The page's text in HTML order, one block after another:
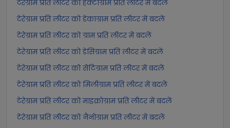
टेरेग्राम प्रति लीटर को हेक्टोग्राम प्रति लीटर में बदलें
टेरेग्राम प्रति लीटर को डेकाग्राम प्रति लीटर में बदलें
टेरेग्राम प्रति लीटर को ग्राम प्रति लीटर में बदलें
टेरेग्राम प्रति लीटर को डेसिग्राम प्रति लीटर में बदलें
टेरेग्राम प्रति लीटर को सेंटिग्राम प्रति लीटर में बदलें
टेरेग्राम प्रति लीटर को मिलीग्राम प्रति लीटर में बदलें
टेरेग्राम प्रति लीटर को माइक्रोग्राम प्रति लीटर में बदलें
टेरेग्राम प्रति लीटर को नैनोग्राम प्रति लीटर में बदलें